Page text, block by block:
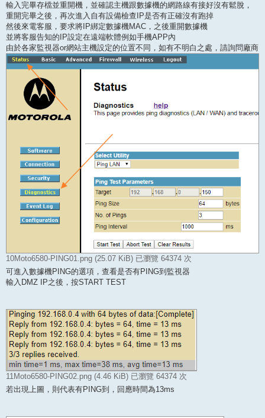
輸入完畢存檔並重開機，並確認主機跟數據機的網路線有接好沒有鬆脫，
重開完畢之後，再次進入自有設備檢查IP是否有正確沒有跑掉
然後來電客服，要求將IP綁定數據機MAC，之後重開數據機
並將客服告知的IP設定在遠端軟體例如手機APP內
由於各家監視器or網站主機設定的位置不同，如有不明白之處，請詢問廠商
10Moto6580-PING01.png (25.07 KiB) 已瀏覽 64374 次
可進入數據機PING的選項，查看是否有PING到監視器
輸入DMZ IP之後，按START TEST
11Moto6580-PING02.png (4.46 KiB) 已瀏覽 64374 次
若出現上圖，則代表有PING到，回應時間為13ms